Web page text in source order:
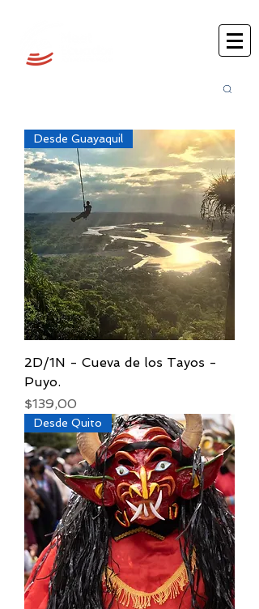
Desde Guayaquil
2D/1N - Cueva de los Tayos -
Puyo.
Precio
$139,00
Desde Quito